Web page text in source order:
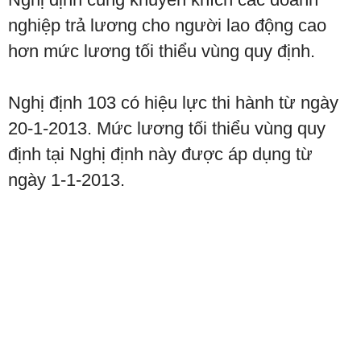
nghiệp trả lương cho người lao động cao
hơn mức lương tối thiểu vùng quy định.
Nghị định 103 có hiệu lực thi hành từ ngày
20-1-2013. Mức lương tối thiểu vùng quy
định tại Nghị định này được áp dụng từ
ngày 1-1-2013.